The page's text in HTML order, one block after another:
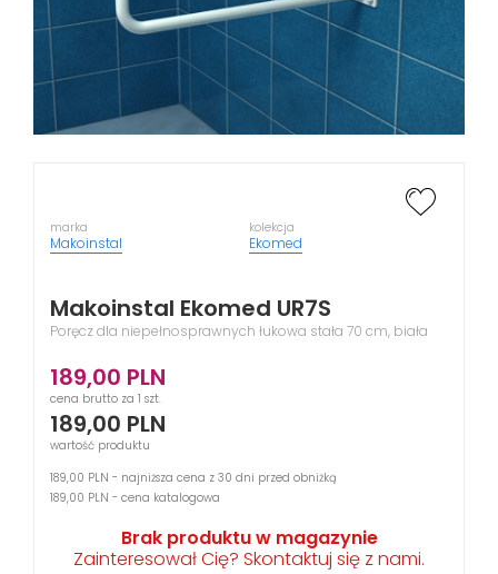
marka
Makoinstal
kolekcja
Ekomed
Makoinstal Ekomed UR7S
Poręcz dla niepełnosprawnych łukowa stała 70 cm, biała
189,00 PLN
cena brutto za 1 szt.
189,00 PLN
wartość produktu
189,00 PLN - najniższa cena z 30 dni przed obniżką
189,00 PLN - cena katalogowa
Brak produktu w magazynie
Zainteresował Cię? Skontaktuj się z nami.